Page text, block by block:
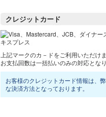
クレジットカード
上記マークのカ－ドをご利用いただけま
お支払回数は一括払いのみの対応となり
お客様のクレジットカード情報は、
な決済方法となっております。